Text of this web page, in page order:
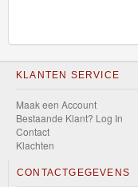
HW
Speed
Team
HW
Torque
KLANTEN SERVICE
Maak een Account
Bestaande Klant? Log In
Contact
Klachten
CONTACTGEGEVENS